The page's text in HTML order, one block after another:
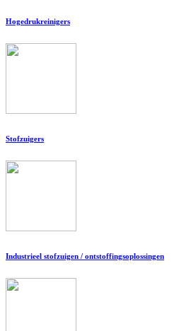
Hogedrukreinigers
Stofzuigers
Industrieel stofzuigen / ontstoffingsoplossingen